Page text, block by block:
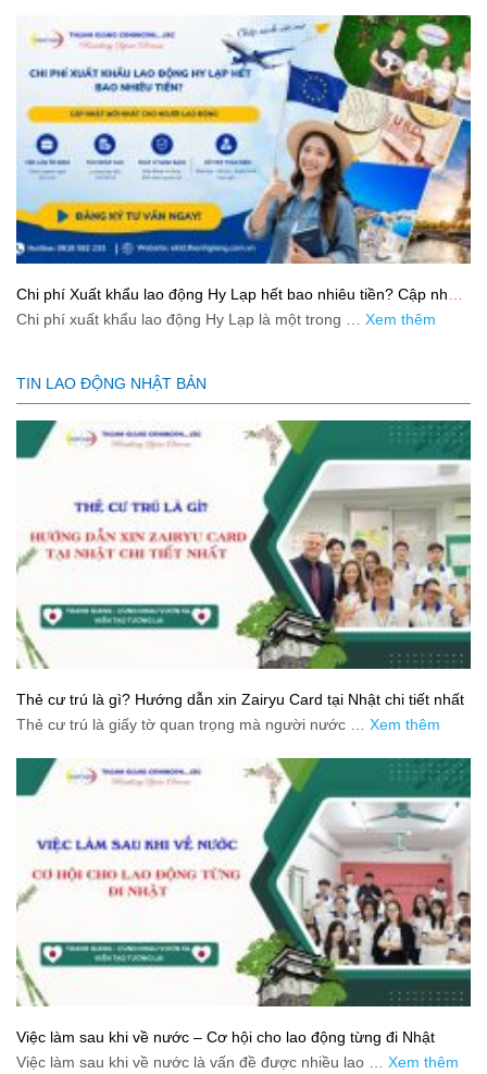
Chi phí Xuất khẩu lao động Hy Lạp hết bao nhiêu tiền? Cập nhật
mới nhất 2026
Chi phí xuất khẩu lao động Hy Lạp là một trong … Xem thêm
TIN LAO ĐỘNG NHẬT BẢN
Thẻ cư trú là gì? Hướng dẫn xin Zairyu Card tại Nhật chi tiết nhất
Thẻ cư trú là giấy tờ quan trọng mà người nước … Xem thêm
Việc làm sau khi về nước – Cơ hội cho lao động từng đi Nhật
Việc làm sau khi về nước là vấn đề được nhiều lao … Xem thêm